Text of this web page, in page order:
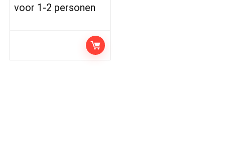
voor 1-2 personen